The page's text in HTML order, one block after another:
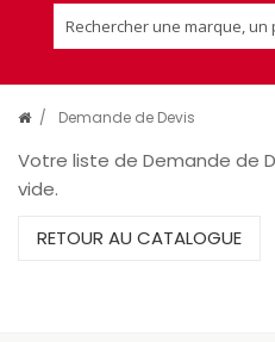
/ Demande de Devis
Votre liste de Demande de
vide.
RETOUR AU CATALOGUE